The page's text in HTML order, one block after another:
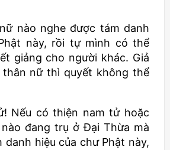
nào nghe được tám danh
này, rồi tự mình có thể
giảng cho người khác. Giả
nữ thì quyết không thể
Nếu có thiện nam tử hoặc
đang trụ ở Đại Thừa mà
danh hiệu của chư Phật này,